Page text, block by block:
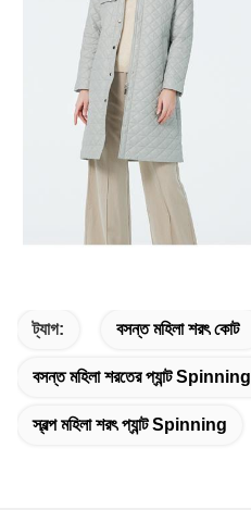
ট্যাগ: বসন্ত মহিলা শরৎ কোট
বসন্ত মহিলা শরতের প্যান্ট Spinning
স্বল্প মহিলা শরৎ প্যান্ট Spinning